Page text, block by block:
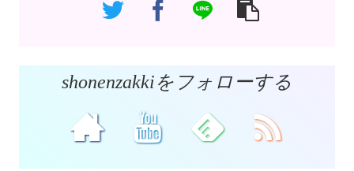
shonenzakkiをフォローする